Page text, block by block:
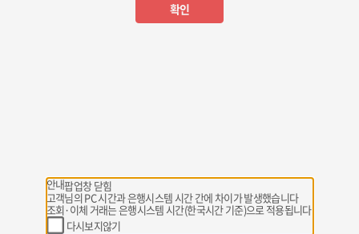
안내팝업창 닫힘
고객님의 PC 시간과 은행시스템 시간 간에 차이가 발생했습니다
조회·이체 거래는 은행시스템 시간(한국시간 기준)으로 적용됩니다
다시보지않기
확인